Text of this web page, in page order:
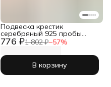
776 ₽1 802 ₽−57%
Подвеска крестик
серебряный 925 пробы
православный
В корзину